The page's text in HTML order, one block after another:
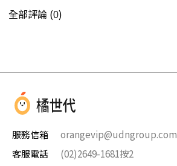
全部評論 (0)
服務信箱
orangevip@udngroup.com
客服電話
(02)2649-1681按2